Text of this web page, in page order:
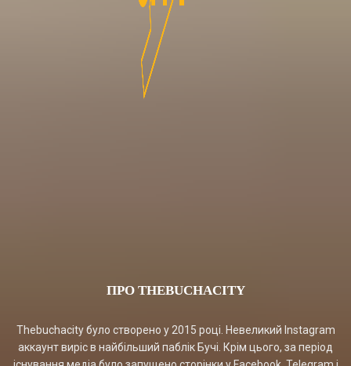
ПРО THEBUCHACITY
Thebuchacity було створено у 2015 році. Невеликий Instagram
аккаунт виріс в найбільший паблік Бучі. Крім цього, за період